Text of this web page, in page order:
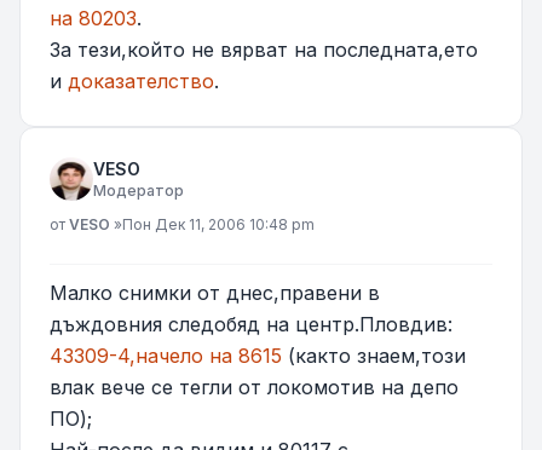
на 80203.
За тези,който не вярват на последната,ето
и доказателство.
VESO
Модератор
Мнение
от VESO »Пон Дек 11, 2006 10:48 pm
Малко снимки от днес,правени в
дъждовния следобяд на центр.Пловдив:
43309-4,начело на 8615 (както знаем,този
влак вече се тегли от локомотив на депо
ПО);